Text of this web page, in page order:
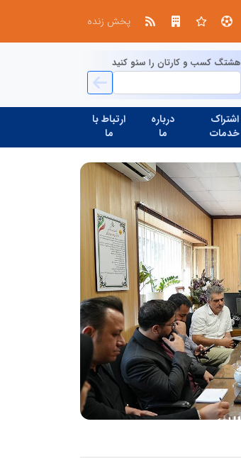
پخش زنده
هشتگ کسب و کارتان را سئو کنید
اشتراک
خدمات
درباره
ما
ارتباط با
ما